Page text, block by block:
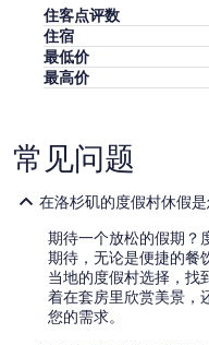
住客点评数
住宿
最低价
最高价
常见问题
在洛杉矶的度假村休假
期待一个放松的假期？
期待，无论是便捷的餐
当地的度假村选择，找
着在套房里欣赏美景，
您的需求。